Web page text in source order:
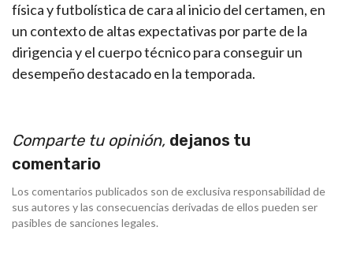
física y futbolística de cara al inicio del certamen, en
un contexto de altas expectativas por parte de la
dirigencia y el cuerpo técnico para conseguir un
desempeño destacado en la temporada.
Comparte tu opinión, dejanos tu
comentario
Los comentarios publicados son de exclusiva responsabilidad de
sus autores y las consecuencias derivadas de ellos pueden ser
pasibles de sanciones legales.